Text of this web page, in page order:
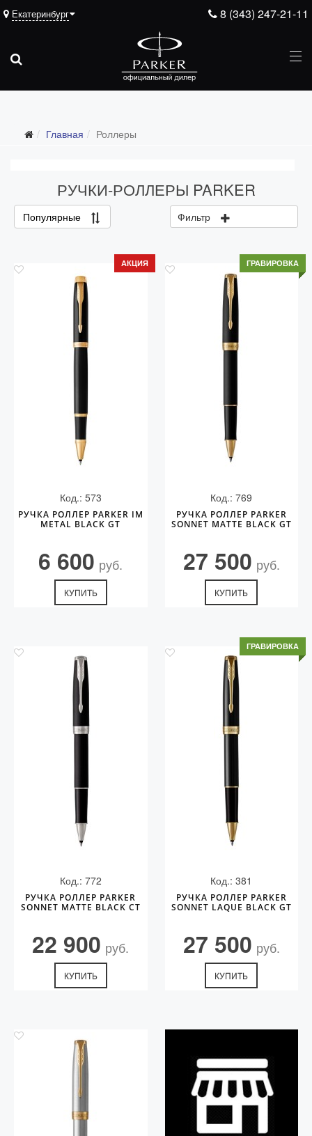
8 (343) 247-21-11
Екатеринбург
Главная Роллеры
РУЧКИ-РОЛЛЕРЫ PARKER
Популярные Фильтр
АКЦИЯ
Код.: 573
РУЧКА РОЛЛЕР PARKER IM
METAL BLACK GT
6 600 руб.
КУПИТЬ
ГРАВИРОВКА
Код.: 769
РУЧКА РОЛЛЕР PARKER
SONNET MATTE BLACK GT
27 500 руб.
КУПИТЬ
Код.: 772
РУЧКА РОЛЛЕР PARKER
SONNET MATTE BLACK CT
22 900 руб.
КУПИТЬ
ГРАВИРОВКА
Код.: 381
РУЧКА РОЛЛЕР PARKER
SONNET LAQUE BLACK GT
27 500 руб.
КУПИТЬ